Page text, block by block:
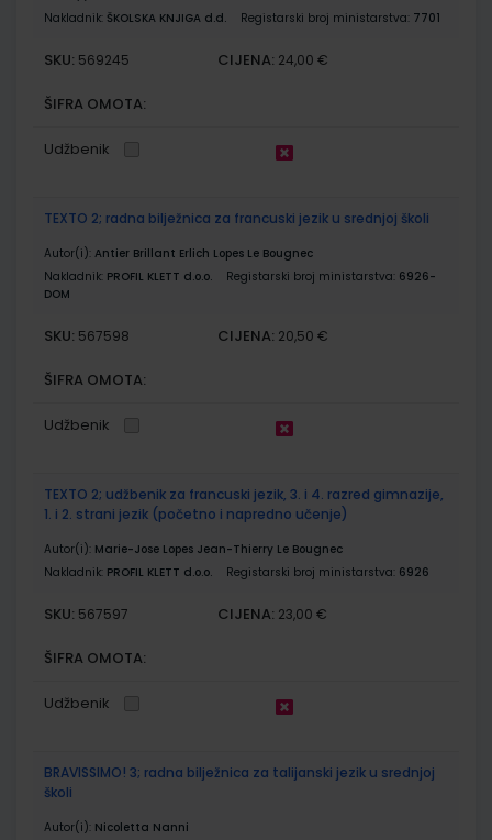
Nakladnik: ŠKOLSKA KNJIGA d.d. Registarski broj ministarstva: 7701
SKU: 569245 CIJENA: 24,00 €
ŠIFRA OMOTA:
Udžbenik
TEXTO 2; radna bilježnica za francuski jezik u srednjoj školi
Autor(i): Antier Brillant Erlich Lopes Le Bougnec
Nakladnik: PROFIL KLETT d.o.o. Registarski broj ministarstva: 6926-
DOM
SKU: 567598 CIJENA: 20,50 €
ŠIFRA OMOTA:
Udžbenik
TEXTO 2; udžbenik za francuski jezik, 3. i 4. razred gimnazije,
1. i 2. strani jezik (početno i napredno učenje)
Autor(i): Marie-Jose Lopes Jean-Thierry Le Bougnec
Nakladnik: PROFIL KLETT d.o.o. Registarski broj ministarstva: 6926
SKU: 567597 CIJENA: 23,00 €
ŠIFRA OMOTA:
Udžbenik
BRAVISSIMO! 3; radna bilježnica za talijanski jezik u srednjoj
školi
Autor(i): Nicoletta Nanni